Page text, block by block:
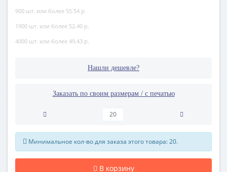
900 шт. или более 55.54 р.
1900 шт. или более 52.40 р.
4000 шт. или более 49.43 р.
Нашли дешевле?
Заказать по своим размерам / с печатью
Минимальное кол-во для заказа этого товара: 20.
В корзину